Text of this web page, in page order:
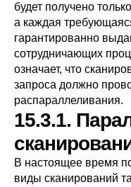
будет получено
а каждая
гарантированно
сотрудничающих
означает, что
запроса должно
распараллеливания.
15.3.1.
В настоящее время
виды сканирований